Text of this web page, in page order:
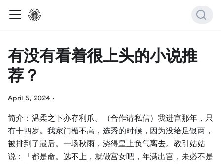
有没有看着很上头的小说推
荐？
April 5, 2024 ·
简介：温柔之下亦存利爪。（合作请私信）我进宫那年，只
有十四岁。我家门楣不高，选秀的时候，因为没给足银两，
被排到了最后。一场秋雨，浇得皇上负气离去。教引姑姑
说：「都是命。选不上，就做宫女吧，年满出宫，未必不是